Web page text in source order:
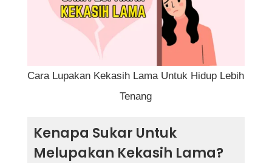
2. Jauhkan Diri Secara Fizikal dan Digital
3. Luahkan Perasaan Dengan Cara Yang
4. Sibukkan Diri Dengan Aktiviti Positif
Baru Secara Tergesa-Gesa
Cara Lupakan Kekasih Lama Untuk Hidup Lebih
Tenang
Kenapa Sukar Untuk
Melupakan Kekasih Lama?